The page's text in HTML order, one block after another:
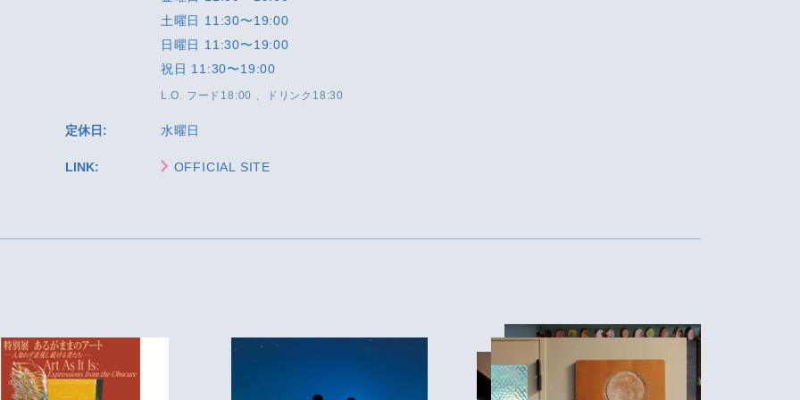
土曜日 11:30〜19:00
日曜日 11:30〜19:00
祝日 11:30〜19:00
L.O. フード18:00 、ドリンク18:30
定休日: 水曜日
LINK: OFFICIAL SITE